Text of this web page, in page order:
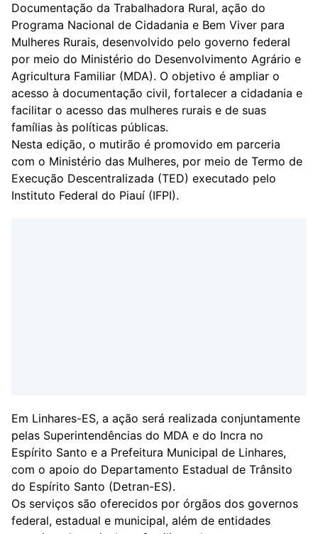
Documentação da Trabalhadora Rural, ação do
Programa Nacional de Cidadania e Bem Viver para
Mulheres Rurais, desenvolvido pelo governo federal
por meio do Ministério do Desenvolvimento Agrário e
Agricultura Familiar (MDA). O objetivo é ampliar o
acesso à documentação civil, fortalecer a cidadania e
facilitar o acesso das mulheres rurais e de suas
famílias às políticas públicas.
Nesta edição, o mutirão é promovido em parceria
com o Ministério das Mulheres, por meio de Termo de
Execução Descentralizada (TED) executado pelo
Instituto Federal do Piauí (IFPI).
Em Linhares-ES, a ação será realizada conjuntamente
pelas Superintendências do MDA e do Incra no
Espírito Santo e a Prefeitura Municipal de Linhares,
com o apoio do Departamento Estadual de Trânsito
do Espírito Santo (Detran-ES).
Os serviços são oferecidos por órgãos dos governos
federal, estadual e municipal, além de entidades